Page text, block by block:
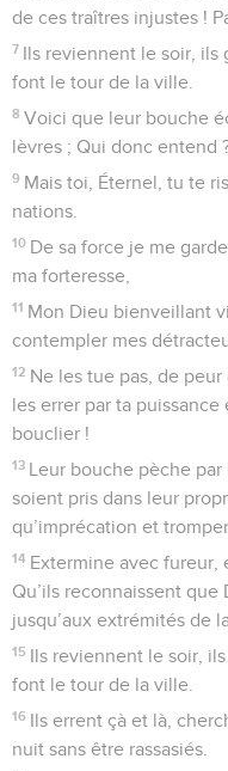
de ces traîtres injustes !
7 Ils reviennent le soir, ils
font le tour de la ville.
8 Voici que leur bouche
lèvres ; Qui donc entend
9 Mais toi, Éternel, tu te
nations.
10 De sa force je me
ma forteresse,
11 Mon Dieu bienveillant
contempler mes
12 Ne les tue pas, de
les errer par ta
bouclier !
13 Leur bouche pèche par
soient pris dans leur
qu’imprécation et
14 Extermine avec fureur,
Qu’ils reconnaissent que
jusqu’aux extrémités de
15 Ils reviennent le soir,
font le tour de la ville.
16 Ils errent çà et là,
nuit sans être rassasiés.